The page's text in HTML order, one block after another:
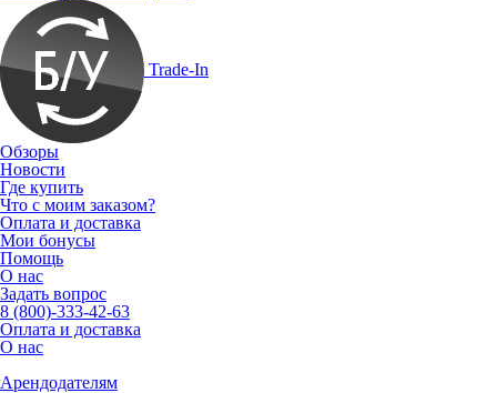
Trade-In
Обзоры
Новости
Где купить
Что с моим заказом?
Оплата и доставка
Мои бонусы
Помощь
О нас
Задать вопрос
8 (800)-333-42-63
Оплата и доставка
О нас
Арендодателям